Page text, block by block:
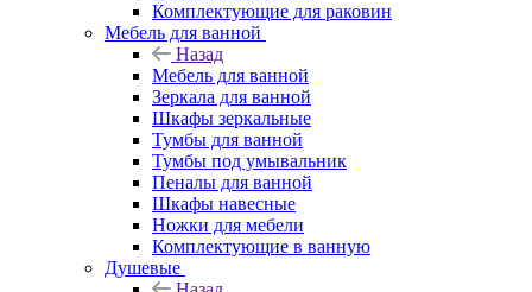
Комплектующие для раковин
Мебель для ванной
Назад
Мебель для ванной
Зеркала для ванной
Шкафы зеркальные
Тумбы для ванной
Тумбы под умывальник
Пеналы для ванной
Шкафы навесные
Ножки для мебели
Комплектующие в ванную
Душевые